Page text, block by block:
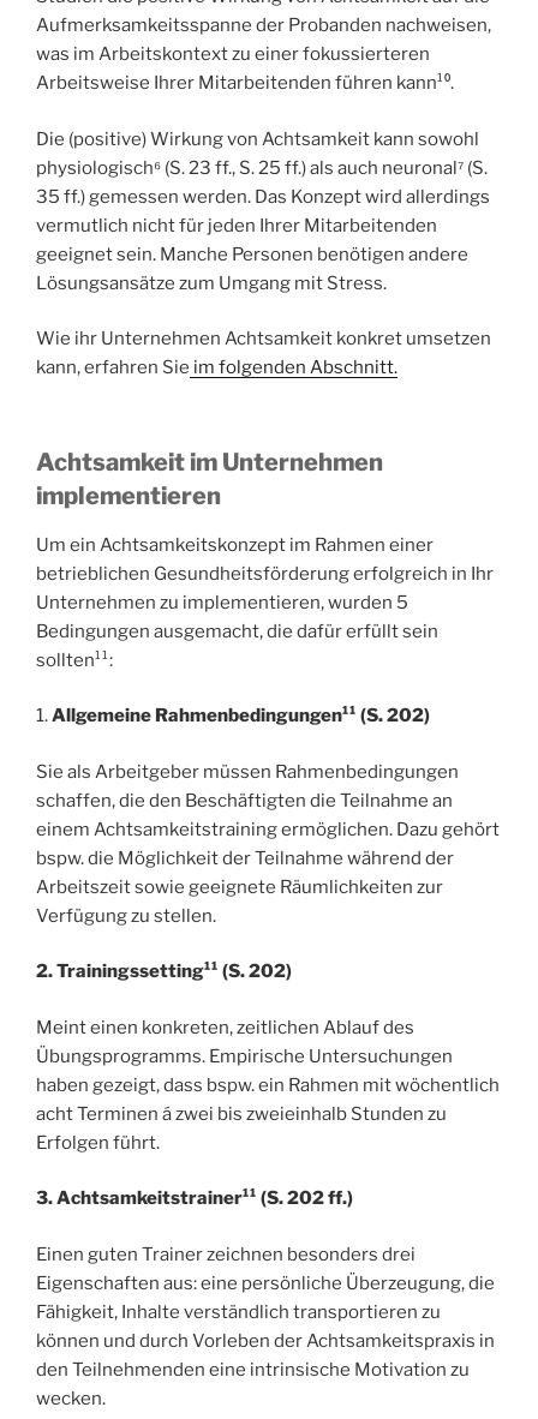
Aufmerksamkeitsspanne der Probanden nachweisen,
was im Arbeitskontext zu einer fokussierteren
Arbeitsweise Ihrer Mitarbeitenden führen kann¹⁰.
Die (positive) Wirkung von Achtsamkeit kann sowohl
physiologisch⁶ (S. 23 ff., S. 25 ff.) als auch neuronal⁷ (S.
35 ff.) gemessen werden. Das Konzept wird allerdings
vermutlich nicht für jeden Ihrer Mitarbeitenden
geeignet sein. Manche Personen benötigen andere
Lösungsansätze zum Umgang mit Stress.
Wie ihr Unternehmen Achtsamkeit konkret umsetzen
kann, erfahren Sie im folgenden Abschnitt.
Achtsamkeit im Unternehmen
implementieren
Um ein Achtsamkeitskonzept im Rahmen einer
betrieblichen Gesundheitsförderung erfolgreich in Ihr
Unternehmen zu implementieren, wurden 5
Bedingungen ausgemacht, die dafür erfüllt sein
sollten¹¹:
1.Allgemeine Rahmenbedingungen¹¹ (S. 202)
Sie als Arbeitgeber müssen Rahmenbedingungen
schaffen, die den Beschäftigten die Teilnahme an
einem Achtsamkeitstraining ermöglichen. Dazu gehört
bspw. die Möglichkeit der Teilnahme während der
Arbeitszeit sowie geeignete Räumlichkeiten zur
Verfügung zu stellen.
2. Trainingssetting¹¹ (S. 202)
Meint einen konkreten, zeitlichen Ablauf des
Übungsprogramms. Empirische Untersuchungen
haben gezeigt, dass bspw. ein Rahmen mit wöchentlich
acht Terminen á zwei bis zweieinhalb Stunden zu
Erfolgen führt.
3. Achtsamkeitstrainer¹¹ (S. 202 ff.)
Einen guten Trainer zeichnen besonders drei
Eigenschaften aus: eine persönliche Überzeugung, die
Fähigkeit, Inhalte verständlich transportieren zu
können und durch Vorleben der Achtsamkeitspraxis in
den Teilnehmenden eine intrinsische Motivation zu
wecken.